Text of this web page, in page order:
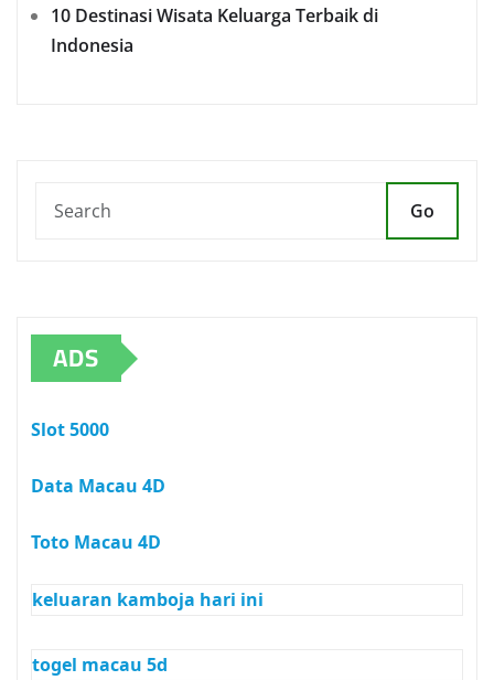
10 Destinasi Wisata Keluarga Terbaik di
Indonesia
Go
ADS
Slot 5000
Data Macau 4D
Toto Macau 4D
keluaran kamboja hari ini
togel macau 5d